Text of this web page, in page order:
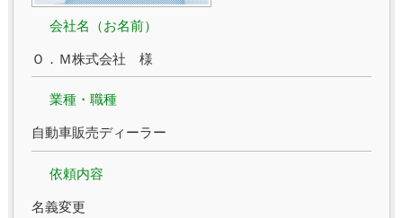
会社名（お名前）
Ｏ．Ｍ株式会社 様
業種・職種
自動車販売ディーラー
依頼内容
名義変更